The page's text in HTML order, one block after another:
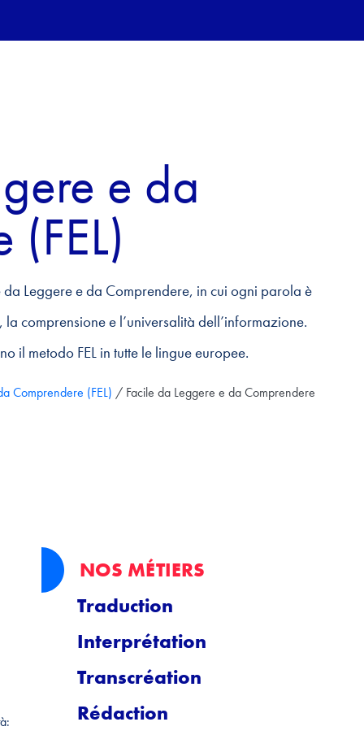
e da
Leggere e da Comprendere, in cui ogni parola è
comprensione e l’universalità dell’informazione.
il metodo FEL in tutte le lingue europee.
Comprendere (FEL) / Facile da Leggere e da Comprendere
NOS MÉTIERS
Traduction
Interprétation
Transcréation
Rédaction